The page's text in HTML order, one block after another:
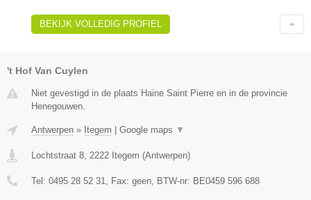
BEKIJK VOLLEDIG PROFIEL
't Hof Van Cuylen
Niet gevestigd in de plaats Haine Saint Pierre en in de provincie
Henegouwen.
Antwerpen » Itegem Google maps ▼
Lochtstraat 8 2222 Itegem (Antwerpen)
Tel: 0495 28 52 31 , Fax: geen , BTW-nr: BE0459 596 688